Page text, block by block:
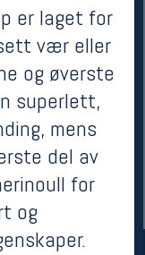
er laget for
vær eller
og øverste
superlett,
mens
del av
for
og